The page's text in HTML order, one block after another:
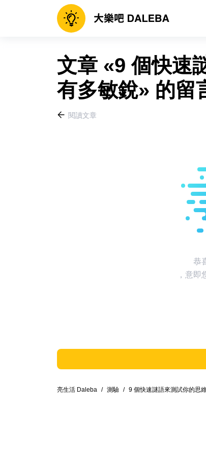
文章 «9 個快速
有多敏銳» 的留
閱讀文章
恭
，意即
亮生活 Daleba / 測驗 / 9 個快速謎語來測試你的思